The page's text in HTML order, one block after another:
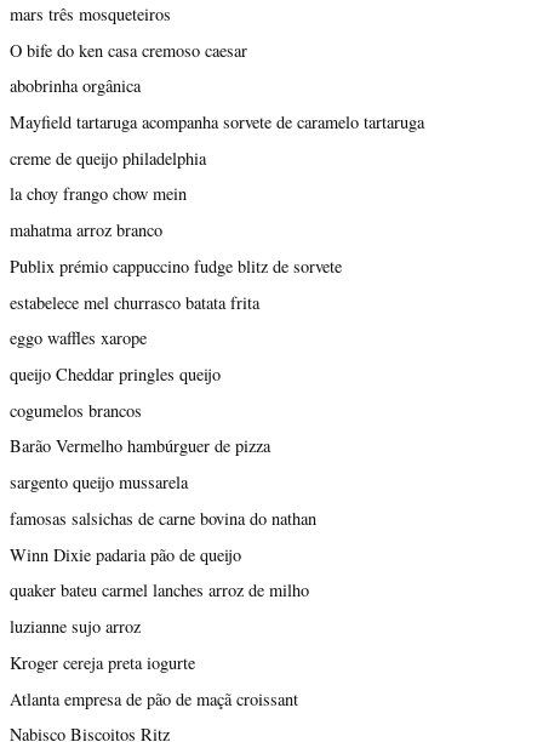
mars três mosqueteiros
O bife do ken casa cremoso caesar
abobrinha orgânica
Mayfield tartaruga acompanha sorvete de caramelo tartaruga
creme de queijo philadelphia
la choy frango chow mein
mahatma arroz branco
Publix prémio cappuccino fudge blitz de sorvete
estabelece mel churrasco batata frita
eggo waffles xarope
queijo Cheddar pringles queijo
cogumelos brancos
Barão Vermelho hambúrguer de pizza
sargento queijo mussarela
famosas salsichas de carne bovina do nathan
Winn Dixie padaria pão de queijo
quaker bateu carmel lanches arroz de milho
luzianne sujo arroz
Kroger cereja preta iogurte
Atlanta empresa de pão de maçã croissant
Nabisco Biscoitos Ritz